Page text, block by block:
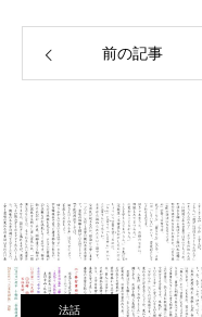
前の記事
法話